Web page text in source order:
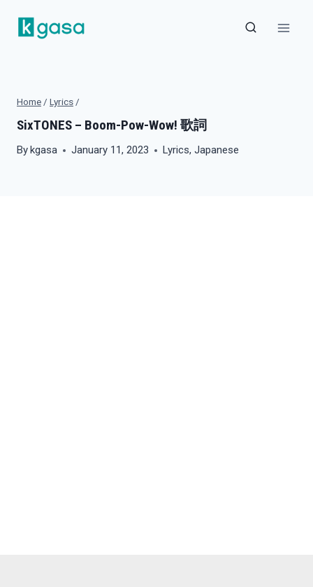
content
Home / Lyrics /
SixTONES – Boom-Pow-Wow! 歌詞
Bykgasa January 11, 2023 Lyrics,Japanese